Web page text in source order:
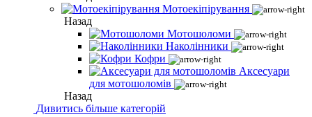
Мотоекіпірування
Назад
Мотошоломи
Наколінники
Кофри
Аксесуари
для мотошоломів
Назад
Дивитись більше категорій